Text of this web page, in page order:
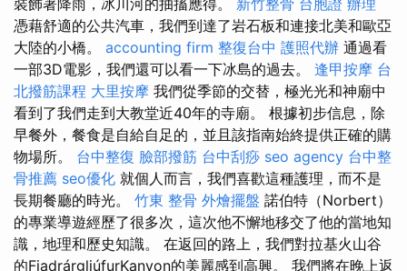
裝飾著降雨，冰川河的抽搐應得。 新竹整骨 台胞證 辦理
憑藉舒適的公共汽車，我們到達了岩石板和連接北美和歐亞
大陸的小橋。 accounting firm 整復台中 護照代辦 通過看
一部3D電影，我們還可以看一下冰島的過去。 逢甲按摩 台
北撥筋課程 大里按摩 我們從季節的交替，極光光和神廟中
看到了我們走到大教堂近40年的寺廟。 根據初步信息，除
早餐外，餐食是自給自足的，並且該指南始終提供正確的購
物場所。 台中整復 臉部撥筋 台中刮痧 seo agency 台中整
骨推薦 seo優化 就個人而言，我們喜歡這種護理，而不是
長期餐廳的時光。 竹東 整骨 外燴擺盤 諾伯特（Norbert）
的專業導遊經歷了很多次，這次他不懈地移交了他的當地知
識，地理和歷史知識。 在返回的路上，我們對拉基火山谷
的FjadrárgljúfurKanyon的美麗感到高興。 我們將在晚上返